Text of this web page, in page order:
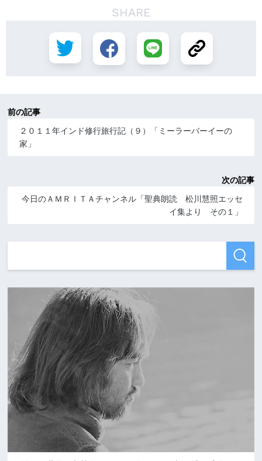
SHARE
前の記事
２０１１年インド修行旅行記（９）「ミーラーバーイーの
家」
次の記事
今日のＡＭＲＩＴＡチャンネル「聖典朗読 松川慧照エッセ
イ集より その１」